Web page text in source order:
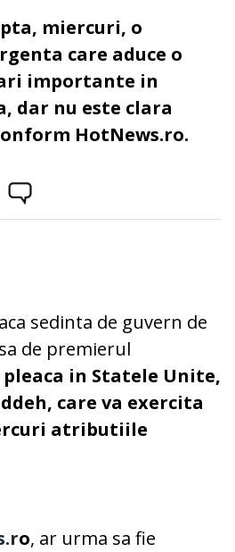
miercuri, o
care aduce o
importante in
dar nu este clara
HotNews.ro.
sedinta de guvern de
de premierul
in Statele Unite,
care va exercita
atributiile
o, ar urma sa fie